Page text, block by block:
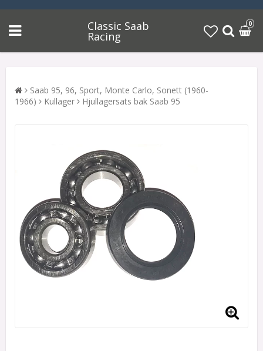
Classic Saab
Racing
0
Saab 95, 96, Sport, Monte Carlo, Sonett (1960-
1966)
Kullager Hjullagersats bak Saab 95